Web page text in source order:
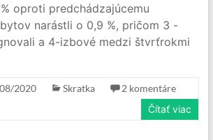
oproti predchádzajúcemu
narástli o 0,9 %, pričom 3 -
a 4-izbové medzi štvrťrokmi
2020 Skratka
2 komentáre
Čítať viac